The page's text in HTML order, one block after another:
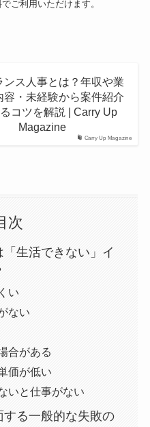
ご利用いただけます。
Carry Up Magazine
ンス人事とは？年収や業
容・未経験から案件紹介
コツを解説 | Carry Up
Magazine
次
生活できない」イ
い
ない
合がある
価が低い
いと仕事がない
る一般的な失敗の